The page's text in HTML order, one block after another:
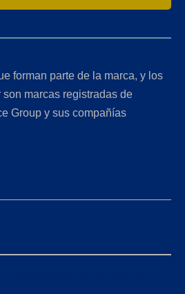
forman parte de la marca, y los
son marcas registradas de
Group y sus compañías